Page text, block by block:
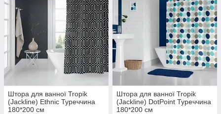
Штора для ванної Tropik
(Jackline) Ethnic Туреччина
180*200 см
Штора для ванної Tropik
(Jackline) DotPoint Туреччина
180*200 см